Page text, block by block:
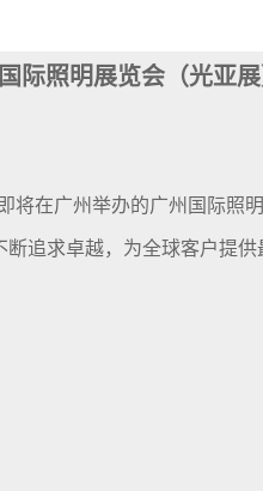
际照明展览会（光亚展
在广州举办的广州国际照明
追求卓越，为全球客户提供